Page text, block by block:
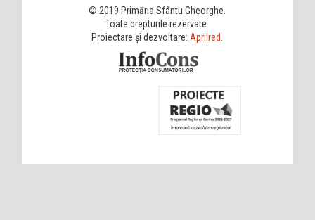
© 2019 Primăria Sfântu Gheorghe.
Toate drepturile rezervate.
Proiectare și dezvoltare: Aprilred